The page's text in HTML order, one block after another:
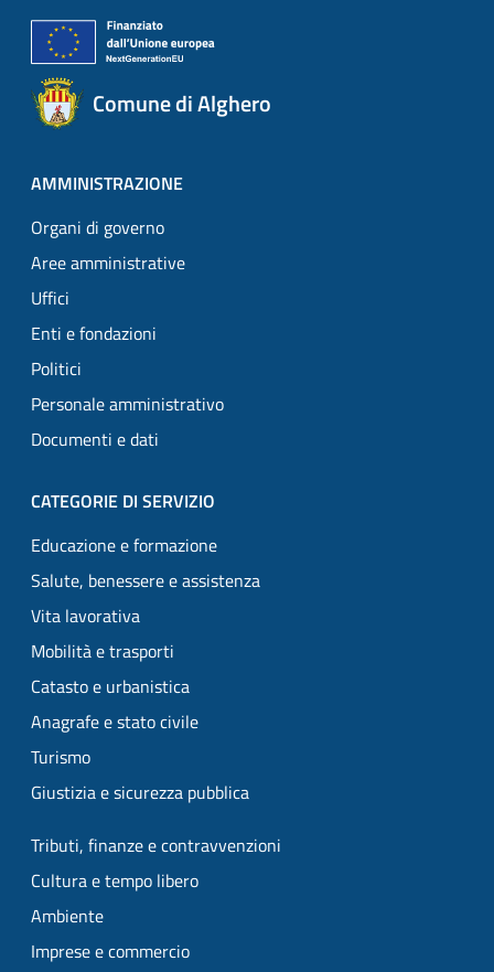
Comune di Alghero
AMMINISTRAZIONE
Organi di governo
Aree amministrative
Uffici
Enti e fondazioni
Politici
Personale amministrativo
Documenti e dati
CATEGORIE DI SERVIZIO
Educazione e formazione
Salute, benessere e assistenza
Vita lavorativa
Mobilità e trasporti
Catasto e urbanistica
Anagrafe e stato civile
Turismo
Giustizia e sicurezza pubblica
Tributi, finanze e contravvenzioni
Cultura e tempo libero
Ambiente
Imprese e commercio